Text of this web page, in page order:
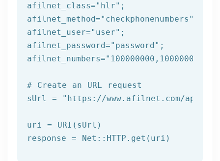
afilnet_class="hlr" ;
afilnet_method="checkphonenumbers"
afilnet_user="user" ;
afilnet_password="password" ;
afilnet_numbers=
# Create an URL request
sUrl =
"https://www.afilnet.com/api/
uri = URI(sUrl)